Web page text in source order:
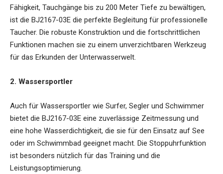
Fähigkeit, Tauchgänge bis zu 200 Meter Tiefe zu bewältigen,
ist die BJ2167-03E die perfekte Begleitung für professionelle
Taucher. Die robuste Konstruktion und die fortschrittlichen
Funktionen machen sie zu einem unverzichtbaren Werkzeug
für das Erkunden der Unterwasserwelt.
2. Wassersportler
Auch für Wassersportler wie Surfer, Segler und Schwimmer
bietet die BJ2167-03E eine zuverlässige Zeitmessung und
eine hohe Wasserdichtigkeit, die sie für den Einsatz auf See
oder im Schwimmbad geeignet macht. Die Stoppuhrfunktion
ist besonders nützlich für das Training und die
Leistungsoptimierung.